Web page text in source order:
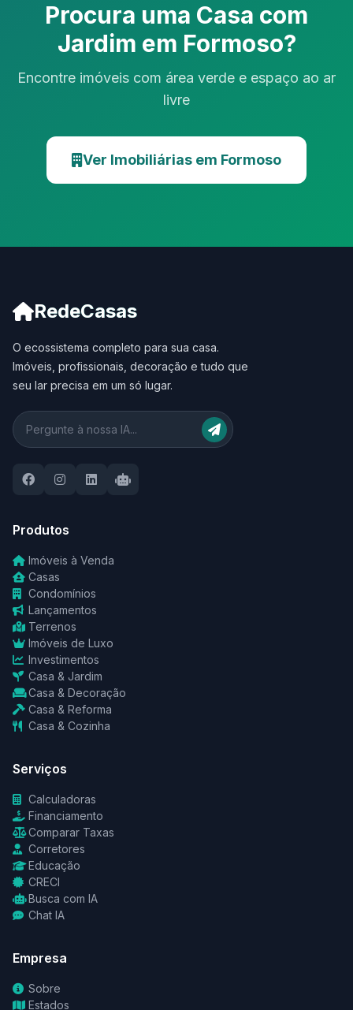
Procura uma Casa com
Jardim em Formoso?
Encontre imóveis com área verde e espaço ao ar
livre
Ver Imobiliárias em Formoso
RedeCasas
O ecossistema completo para sua casa.
Imóveis, profissionais, decoração e tudo que
seu lar precisa em um só lugar.
Produtos
Imóveis à Venda
Casas
Condomínios
Lançamentos
Terrenos
Imóveis de Luxo
Investimentos
Casa & Jardim
Casa & Decoração
Casa & Reforma
Casa & Cozinha
Serviços
Calculadoras
Financiamento
Comparar Taxas
Corretores
Educação
CRECI
Busca com IA
Chat IA
Empresa
Sobre
Estados